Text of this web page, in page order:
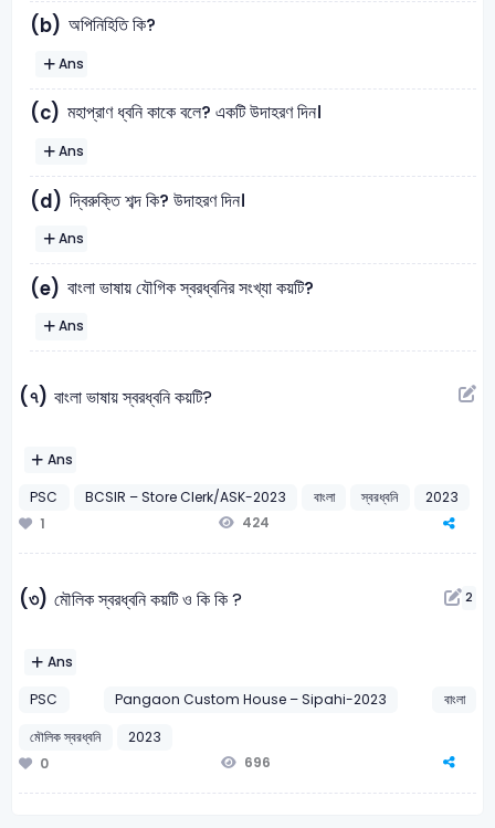
(b) অপিনিহিতি কি?
Ans
(c) মহাপ্রাণ ধ্বনি কাকে বলে? একটি উদাহরণ দিন।
Ans
(d) দ্বিরুক্তি শব্দ কি? উদাহরণ দিন।
Ans
(e) বাংলা ভাষায় যৌগিক স্বরধ্বনির সংখ্যা কয়টি?
Ans
(৭) বাংলা ভাষায় স্বরধ্বনি কয়টি?
Ans
PSC
BCSIR – Store Clerk/ASK-2023 বাংলা স্বরধ্বনি
2023
1
424
(৩) মৌলিক স্বরধ্বনি কয়টি ও কি কি ? 2
Ans
PSC
Pangaon Custom House – Sipahi-2023
বাংলা
মৌলিক স্বরধ্বনি
2023
0
696